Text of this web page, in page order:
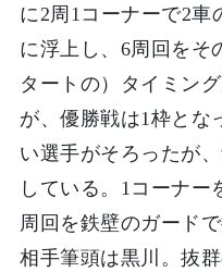
に2周1コーナーで2車
に浮上し、6周回をそ
タートの）タイミン
が、優勝戦は1枠とな
い選手がそろったが
している。1コーナー
周回を鉄壁のガード
相手筆頭は黒川。抜